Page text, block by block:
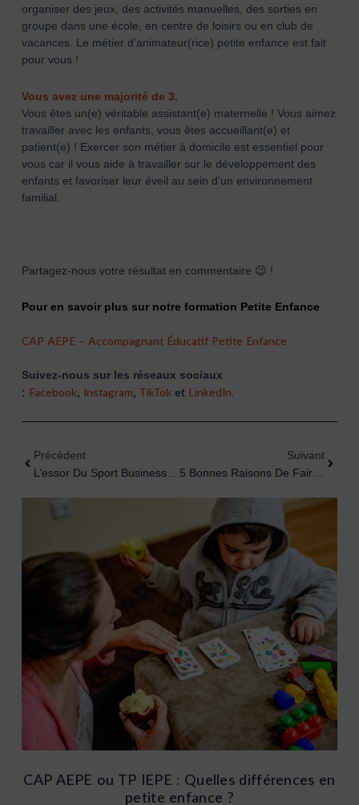
organiser des jeux, des activités manuelles, des sorties en
groupe dans une école, en centre de loisirs ou en club de
vacances. Le métier d’animateur(rice) petite enfance est fait
pour vous !
Vous avez une majorité de 3.
Vous êtes un(e) véritable assistant(e) maternelle ! Vous aimez
travailler avec les enfants, vous êtes accueillant(e) et
patient(e) ! Exercer son métier à domicile est essentiel pour
vous car il vous aide à travailler sur le développement des
enfants et favoriser leur éveil au sein d’un environnement
familial.
Partagez-nous votre résultat en commentaire 😉 !
Pour en savoir plus sur notre formation Petite Enfance
CAP AEPE – Accompagnant Éducatif Petite Enfance
Suivez-nous sur les réseaux sociaux
: Facebook, Instagram, TikToket LinkedIn.
Précédent
L’essor Du Sport Business : Devenir Agent Sportif Aujourd’hui !
Suivant
5 Bonnes Raisons De Faire Ses Études Dans Le Sport !
CAP AEPE ou TP IEPE : Quelles différences en
petite enfance ?